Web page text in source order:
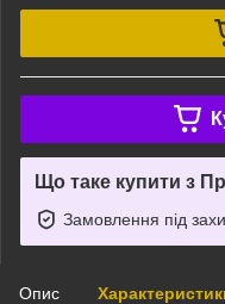
Що таке купити з
Замовлення під
Опис